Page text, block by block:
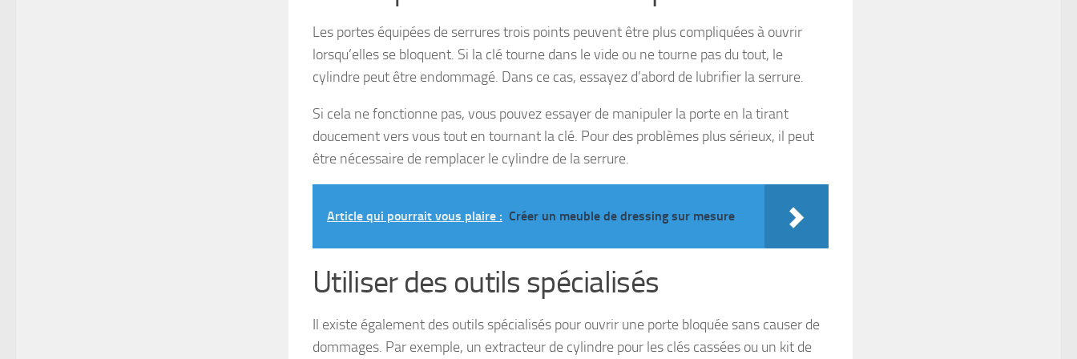
Les portes équipées de serrures trois points peuvent être plus compliquées à ouvrir
lorsqu’elles se bloquent. Si la clé tourne dans le vide ou ne tourne pas du tout, le
cylindre peut être endommagé. Dans ce cas, essayez d’abord de lubrifier la serrure.
Si cela ne fonctionne pas, vous pouvez essayer de manipuler la porte en la tirant
doucement vers vous tout en tournant la clé. Pour des problèmes plus sérieux, il peut
être nécessaire de remplacer le cylindre de la serrure.
Article qui pourrait vous plaire : Créer un meuble de dressing sur mesure
Utiliser des outils spécialisés
Il existe également des outils spécialisés pour ouvrir une porte bloquée sans causer de
dommages. Par exemple, un extracteur de cylindre pour les clés cassées ou un kit de